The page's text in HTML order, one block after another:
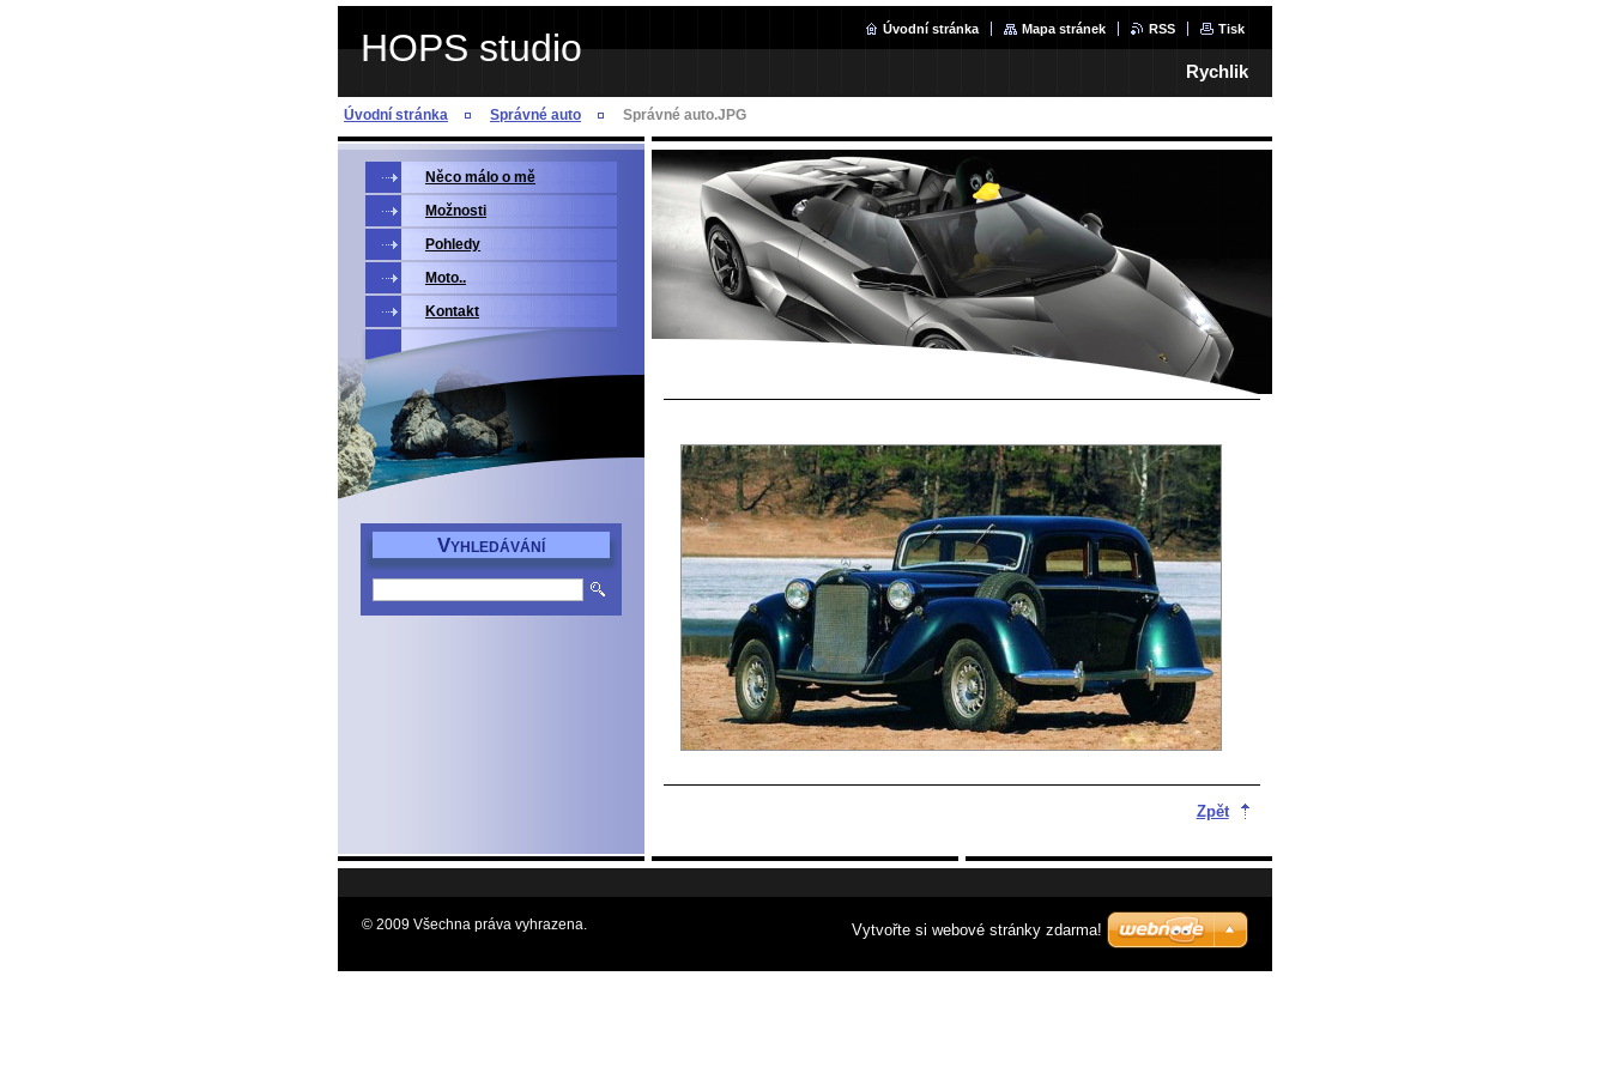
HOPS studio Úvodní stránka Mapa stránek RSS Tisk
Rychlik
Úvodní stránka Správné auto Správné auto.JPG
Zpět
Něco málo o mě
Možnosti
Pohledy
Moto..
Kontakt
VYHLEDÁVÁNÍ
© 2009 Všechna práva vyhrazena. Vytvořte si webové stránky zdarma!